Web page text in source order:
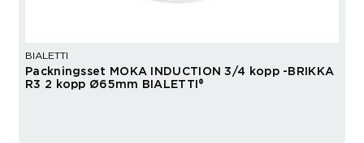
BIALETTI
Packningsset MOKA INDUCTION 3/4 kopp -BRIKKA
R3 2 kopp Ø65mm BIALETTI®